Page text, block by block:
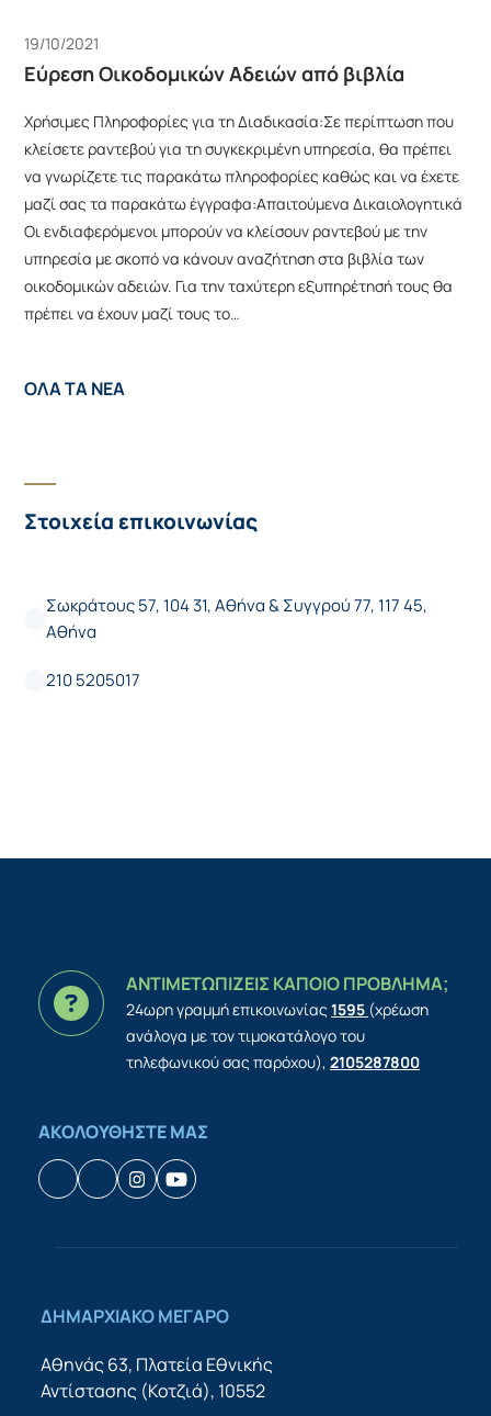
19/10/2021
Εύρεση Οικοδομικών Αδειών από βιβλία
Χρήσιμες Πληροφορίες για τη Διαδικασία:Σε περίπτωση που
κλείσετε ραντεβού για τη συγκεκριμένη υπηρεσία, θα πρέπει
να γνωρίζετε τις παρακάτω πληροφορίες καθώς και να έχετε
μαζί σας τα παρακάτω έγγραφα:Απαιτούμενα Δικαιολογητικά
Οι ενδιαφερόμενοι μπορούν να κλείσουν ραντεβού με την
υπηρεσία με σκοπό να κάνουν αναζήτηση στα βιβλία των
οικοδομικών αδειών. Για την ταχύτερη εξυπηρέτησή τους θα
πρέπει να έχουν μαζί τους το…
ΟΛΑ ΤΑ ΝΕΑ
Στοιχεία επικοινωνίας
Σωκράτους 57, 104 31, Αθήνα & Συγγρού 77, 117 45,
Αθήνα
210 5205017
ΑΝΤΙΜΕΤΩΠΙΖΕΙΣ ΚΑΠΟΙΟ ΠΡΟΒΛΗΜΑ;
24ωρη γραμμή επικοινωνίας 1595 (χρέωση
ανάλογα με τον τιμοκατάλογο του
τηλεφωνικού σας παρόχου), 2105287800
ΑΚΟΛΟΥΘΗΣΤΕ ΜΑΣ
Facebook
HouzzInstagram
YouTube
ΔΗΜΑΡΧΙΑΚΟ ΜΕΓΑΡΟ
Αθηνάς 63, Πλατεία Εθνικής
Αντίστασης (Κοτζιά), 10552